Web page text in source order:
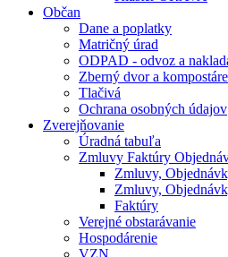
Občan
Dane a poplatky
Matričný úrad
ODPAD - odvoz a
Zberný dvor a
Tlačivá
Ochrana osobných údajov
Zverejňovanie
Úradná tabuľa
Zmluvy Faktúry
Zmluvy,
Zmluvy,
Faktúry
Verejné obstarávanie
Hospodárenie
VZN